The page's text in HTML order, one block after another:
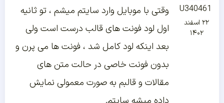
U340461
۲۲ اسفند
۱۴۰۲
وقتی با موبایل وارد سایتم میشم ، تو ثانیه
اول لود فونت های قالب درست است ولی
بعد اینکه لود کامل شد ، فونت ها می پرن و
بدون فونت خاصی در حالت متن های
مقالات و قالبم به صورت معمولی نمایش